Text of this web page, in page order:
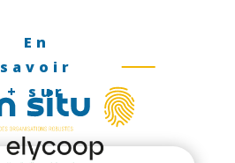
En
savoir
+ sur